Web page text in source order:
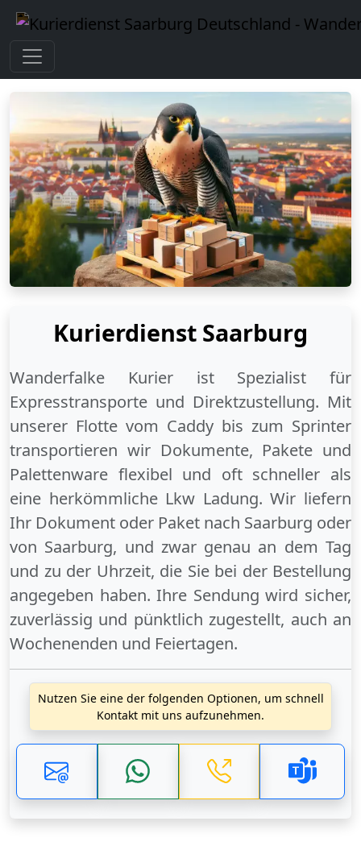
Kurierdienst Saarburg
Wanderfalke Kurier ist Spezialist für
Expresstransporte und Direktzustellung. Mit
unserer Flotte vom Caddy bis zum Sprinter
transportieren wir Dokumente, Pakete und
Palettenware flexibel und oft schneller als
eine herkömmliche Lkw Ladung. Wir liefern
Ihr Dokument oder Paket nach Saarburg oder
von Saarburg, und zwar genau an dem Tag
und zu der Uhrzeit, die Sie bei der Bestellung
angegeben haben. Ihre Sendung wird sicher,
zuverlässig und pünktlich zugestellt, auch an
Wochenenden und Feiertagen.
Nutzen Sie eine der folgenden Optionen, um schnell
Kontakt mit uns aufzunehmen.